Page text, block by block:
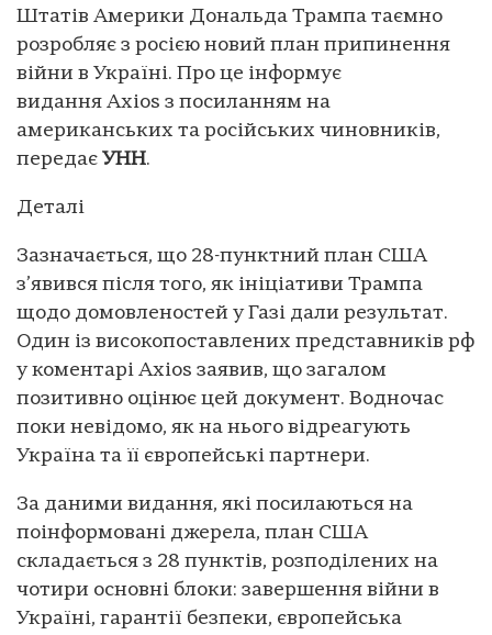
Штатів Америки Дональда Трампа таємно
розробляє з росією новий план припинення
війни в Україні. Про це інформує
видання Axios з посиланням на
американських та російських чиновників,
передає УНН.
Деталі
Зазначається, що 28-пунктний план США
з’явився після того, як ініціативи Трампа
щодо домовленостей у Газі дали результат.
Один із високопоставлених представників рф
у коментарі Axios заявив, що загалом
позитивно оцінює цей документ. Водночас
поки невідомо, як на нього відреагують
Україна та її європейські партнери.
За даними видання, які посилаються на
поінформовані джерела, план США
складається з 28 пунктів, розподілених на
чотири основні блоки: завершення війни в
Україні, гарантії безпеки, європейська